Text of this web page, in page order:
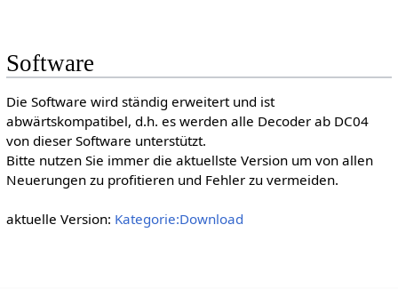
Software
Die Software wird ständig erweitert und ist
abwärtskompatibel, d.h. es werden alle Decoder ab DC04
von dieser Software unterstützt.
Bitte nutzen Sie immer die aktuellste Version um von allen
Neuerungen zu profitieren und Fehler zu vermeiden.
aktuelle Version: Kategorie:Download